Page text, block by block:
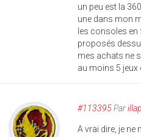
un peu est la
une dans mon
les consoles
proposés
mes achats ne
au moins 5 jeux
#113395Par
A vrai dire, je ne